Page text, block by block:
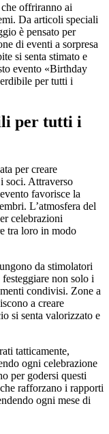
offriranno ai
Da articoli speciali
è pensato per
di eventi a sorpresa
si senta stimato e
evento «Birthday
per tutti i
per tutti i
per creare
soci. Attraverso
favorisce la
L’atmosfera del
celebrazioni
tra loro in modo
da stimolatori
non solo i
condivisi. Zone a
a creare
si senta valorizzato e
tatticamente,
ogni celebrazione
per godersi questi
rafforzano i rapporti
ogni mese di